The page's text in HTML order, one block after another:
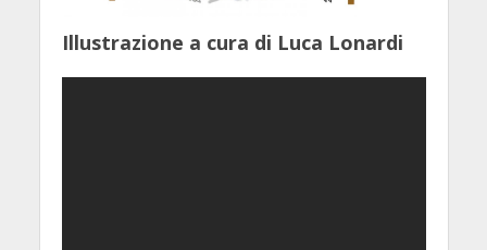
Illustrazione a cura di Luca Lonardi